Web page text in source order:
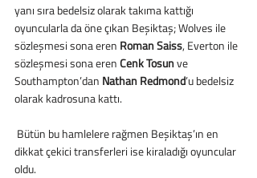
yanı sıra bedelsiz olarak takıma kattığı
oyuncularla da öne çıkan Beşiktaş; Wolves ile
sözleşmesi sona eren Roman Saiss, Everton ile
sözleşmesi sona eren Cenk Tosun ve
Southampton’dan Nathan Redmond’u bedelsiz
olarak kadrosuna kattı.
dikkat çekici transferleri ise kiraladığı oyuncular
oldu.